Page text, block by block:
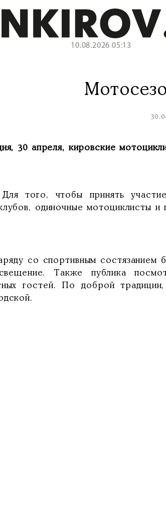
10.08.2026 05:13
30 апреля, кировские
чтобы принять участие в
одиночные мотоциклисты и
со спортивным состязанием
Также публика
гостей. По доброй